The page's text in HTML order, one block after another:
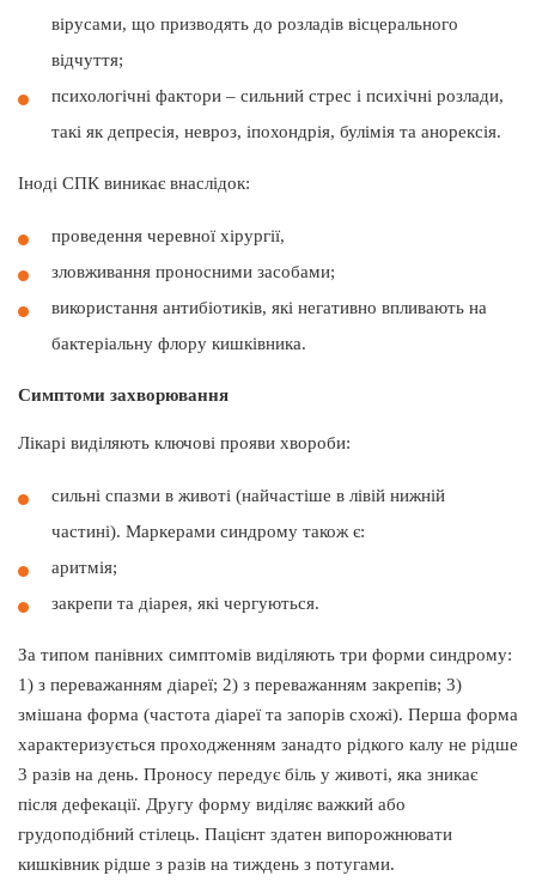
вірусами, що призводять до розладів вісцерального
відчуття;
психологічні фактори ‒ сильний стрес і психічні розлади,
такі як депресія, невроз, іпохондрія, булімія та анорексія.
Іноді СПК виникає внаслідок:
проведення черевної хірургії,
зловживання проносними засобами;
використання антибіотиків, які негативно впливають на
бактеріальну флору кишківника.
Симптоми захворювання
Лікарі виділяють ключові прояви хвороби:
сильні спазми в животі (найчастіше в лівій нижній
частині). Маркерами синдрому також є:
аритмія;
закрепи та діарея, які чергуються.
За типом панівних симптомів виділяють три форми синдрому:
1) з переважанням діареї; 2) з переважанням закрепів; 3)
змішана форма (частота діареї та запорів схожі). Перша форма
характеризується проходженням занадто рідкого калу не рідше
3 разів на день. Проносу передує біль у животі, яка зникає
після дефекації. Другу форму виділяє важкий або
грудоподібний стілець. Пацієнт здатен випорожнювати
кишківник рідше з разів на тиждень з потугами.